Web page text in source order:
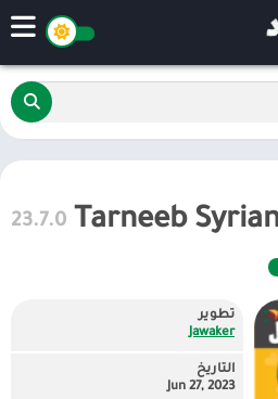
23.7.0
تطوير
Jawaker
التاريخ
Jun 27, 2023